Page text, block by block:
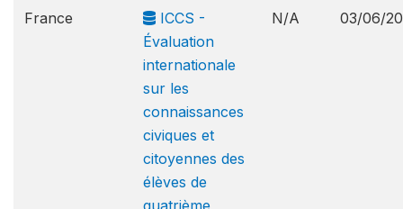
France
ICCS -
Évaluation
internationale
sur les
connaissances
civiques et
citoyennes des
élèves de
quatrième
N/A 03/06/